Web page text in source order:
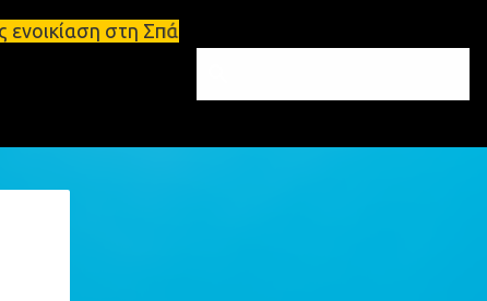
Σπάρτη Ενοικιάσεις διαμερισμάτων Σπάρτη